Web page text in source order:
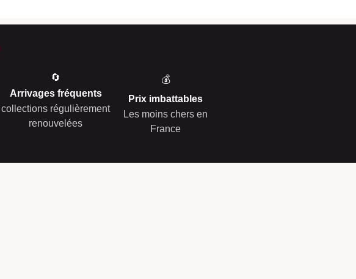
🔄
Arrivages fréquents
collections régulièrement
renouvelées
💰
Prix imbattables
Les moins chers en
France